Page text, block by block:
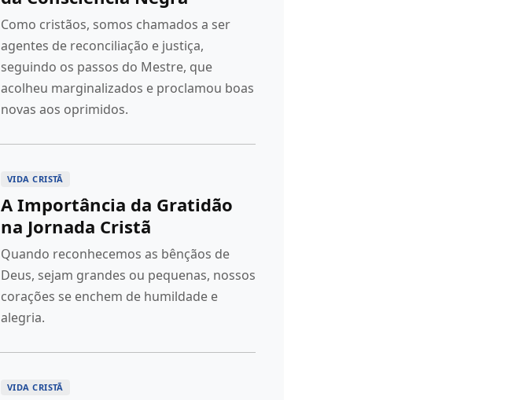
Como cristãos, somos chamados a ser
agentes de reconciliação e justiça,
seguindo os passos do Mestre, que
acolheu marginalizados e proclamou boas
novas aos oprimidos.
VIDA CRISTÃ
A Importância da Gratidão
na Jornada Cristã
Quando reconhecemos as bênçãos de
Deus, sejam grandes ou pequenas, nossos
corações se enchem de humildade e
alegria.
VIDA CRISTÃ